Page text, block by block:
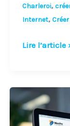
Charleroi,
Internet,
Lire l’article
Création
site
web